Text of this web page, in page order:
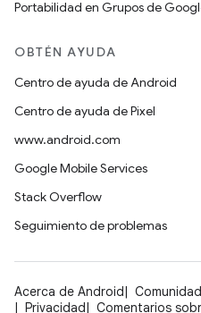
Portabilidad en Grupos de
OBTÉN AYUDA
Centro de ayuda de Android
Centro de ayuda de Pixel
www.android.com
Google Mobile Services
Stack Overflow
Seguimiento de problemas
Acerca de Android Comunidad
Privacidad
Comentarios